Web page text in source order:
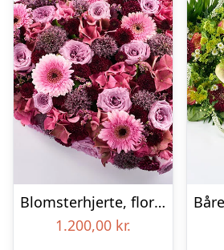
Blomsterhjerte, floristens valg – Blomster til begravelse
1.200,00 kr.